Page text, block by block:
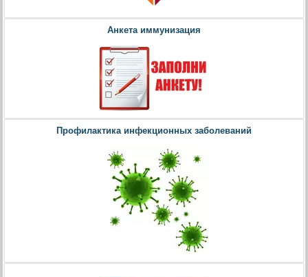
Анкета иммунизация
Профилактика инфекционных заболеваний